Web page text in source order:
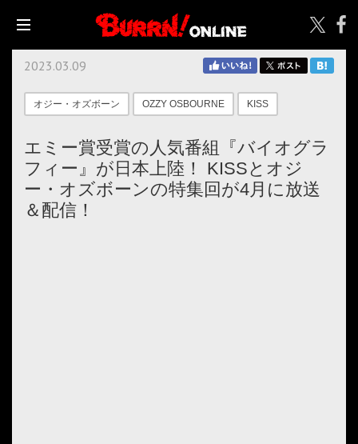
2023.03.09
オジー・オズボーン OZZY OSBOURNE KISS
エミー賞受賞の人気番組『バイオグラ
フィー』が日本上陸！ KISSとオジ
ー・オズボーンの特集回が4月に放送
＆配信！